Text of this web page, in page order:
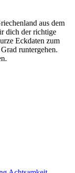
aus dem
dich der richtige
Eckdaten zum
runtergehen.